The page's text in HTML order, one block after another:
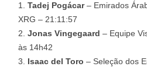
Tadej Pogácar– Emirados
XRG – 21:11:57
Jonas Vingegaard – Equipe
às 14h42
Isaac del Toro – Seleção dos